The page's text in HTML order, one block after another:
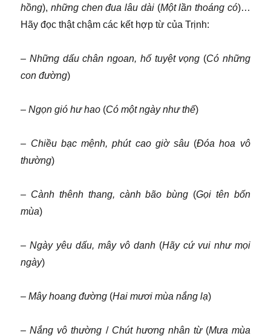
hồng),những chen đua lâu dài(Một lần thoáng có)…
Hãy đọc thật chậm các kết hợp từ của Trịnh:
–Những dấu chân ngoan, hố tuyệt vọng (Có những
con đường)
–Ngọn gió hư hao (Có một ngày như thế)
– Chiều bạc mệnh, phút cao giờ sâu(Đóa hoa vô
thường)
– Cành thênh thang, cành bão bùng (Gọi tên bốn
mùa)
–Ngày yêu dấu, mây vô danh(Hãy cứ vui như mọi
ngày)
–Mây hoang đường (Hai mươi mùa nắng lạ)
–Nắng vô thường / Chút hương nhân từ(Mưa mùa